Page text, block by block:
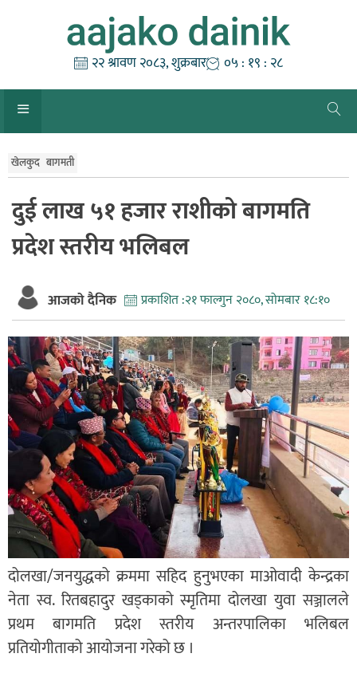
२२ श्रावण २०८३, शुक्रबार ०५ : १९ : २९
खेलकुद बागमती
दुई लाख ५१ हजार राशीको बागमति
प्रदेश स्तरीय भलिबल
आजको दैनिक प्रकाशित :२१ फाल्गुन २०८०, सोमबार १८:१०
दोलखा/जनयुद्धको क्रममा सहिद हुनुभएका माओवादी केन्द्रका
नेता स्व. रितबहादुर खड्काको स्मृतिमा दोलखा युवा सञ्जालले
प्रथम बागमति प्रदेश स्तरीय अन्तरपालिका भलिबल
प्रतियोगीताको आयोजना गरेको छ ।